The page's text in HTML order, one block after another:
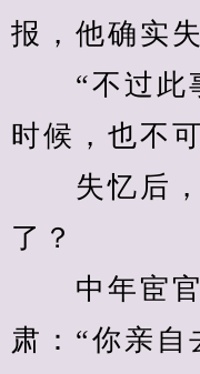
报，他确实
“不过此事
时候，也不
失忆后，
了？
中年宦官
肃：“你亲自